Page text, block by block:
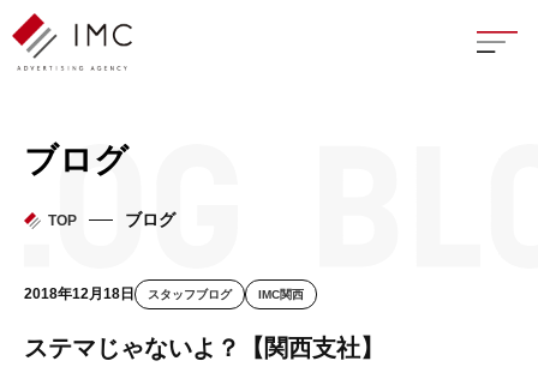
座談
ブログ
TOP ブログ
2018年12月18日 スタッフブログ IMC関西
ステマじゃないよ？【関西支社】